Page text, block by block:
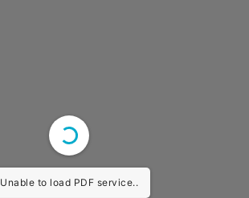
Unable to load PDF service..